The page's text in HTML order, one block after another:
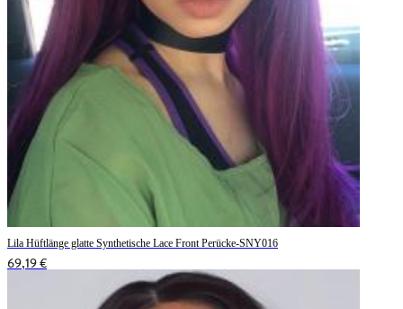
Lila Hüftlänge glatte Synthetische Lace Front Perücke-SNY016
69,19 €